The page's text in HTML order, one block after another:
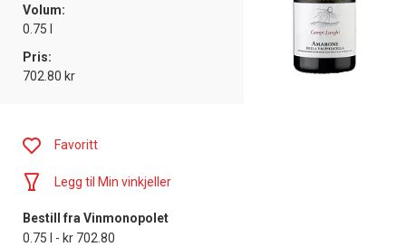
Volum:
0.75 l
Pris:
702.80 kr
Favoritt
Legg til Min vinkjeller
Bestill fra Vinmonopolet
0.75 l - kr 702.80